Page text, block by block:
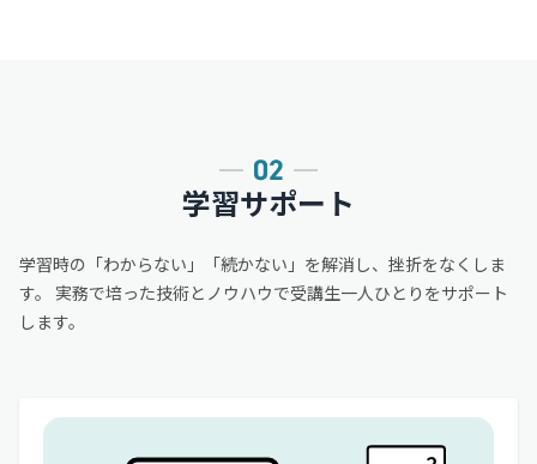
学習サポート
学習時の「わからない」「続かない」を解消し、挫折をなくしま
す。 実務で培った技術とノウハウで受講生一人ひとりをサポート
します。